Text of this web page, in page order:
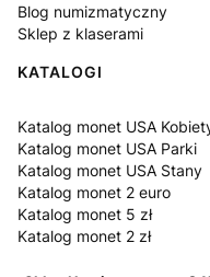
Blog numizmatyczny
Sklep z klaserami
KATALOGI
Katalog monet USA
Katalog monet USA Parki
Katalog monet USA Stany
Katalog monet 2 euro
Katalog monet 5 zł
Katalog monet 2 zł